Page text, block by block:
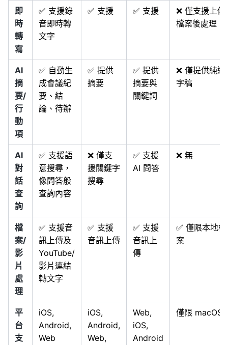
即
時
轉
寫
✅ 支援錄
音即時轉
文字
✅ 支援 ✅ 支援
❌ 僅支援上傳
檔案後處理
AI
摘
要/
行
動
項
✅ 自動生
成會議紀
要、結
論、待辦
✅ 提供
摘要
✅ 提供
摘要與
關鍵詞
❌ 僅提供純逐
字稿
AI
對
話
查
詢
✅ 支援語
意搜尋，
像問答般
查詢內容
❌ 僅支
援關鍵字
搜尋
✅ 支援
AI 問答
❌ 無
檔
案/
影
片
處
理
✅ 支援音
訊上傳及
YouTube/
影片連結
轉文字
✅ 支援
音訊上傳
✅ 支援
音訊上
傳
✅ 僅限本地檔
案
平
台
支
iOS,
Android,
Web
iOS,
Android,
Web,
Web,
iOS,
Android
僅限 macOS